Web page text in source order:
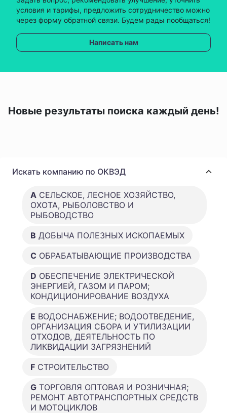
условия и тарифы, предложить сотрудничество можно
через форму обратной связи. Будем рады пообщаться!
Написать нам
Новые результаты поиска каждый день!
Искать компанию по ОКВЭД
A СЕЛЬСКОЕ, ЛЕСНОЕ ХОЗЯЙСТВО,
ОХОТА, РЫБОЛОВСТВО И
РЫБОВОДСТВО
B ДОБЫЧА ПОЛЕЗНЫХ ИСКОПАЕМЫХ
C ОБРАБАТЫВАЮЩИЕ ПРОИЗВОДСТВА
D ОБЕСПЕЧЕНИЕ ЭЛЕКТРИЧЕСКОЙ
ЭНЕРГИЕЙ, ГАЗОМ И ПАРОМ;
КОНДИЦИОНИРОВАНИЕ ВОЗДУХА
E ВОДОСНАБЖЕНИЕ; ВОДООТВЕДЕНИЕ,
ОРГАНИЗАЦИЯ СБОРА И УТИЛИЗАЦИИ
ОТХОДОВ, ДЕЯТЕЛЬНОСТЬ ПО
ЛИКВИДАЦИИ ЗАГРЯЗНЕНИЙ
F СТРОИТЕЛЬСТВО
G ТОРГОВЛЯ ОПТОВАЯ И РОЗНИЧНАЯ;
РЕМОНТ АВТОТРАНСПОРТНЫХ СРЕДСТВ
И МОТОЦИКЛОВ